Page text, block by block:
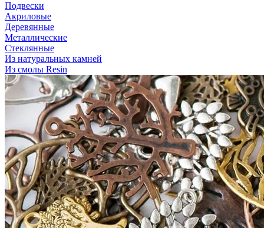
Подвески
Акриловые
Деревянные
Металлические
Стеклянные
Из натуральных камней
Из смолы Resin